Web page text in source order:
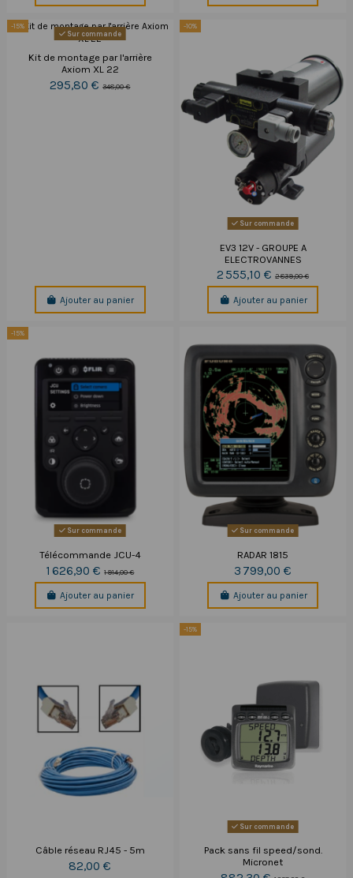
-15%
Sur commande
Kit de montage par l'arrière
Axiom XL 22
295,80 €348,00 €
Ajouter au panier
-10%
Sur commande
EV3 12V - GROUPE A
ELECTROVANNES
2 555,10 €2 839,00 €
Ajouter au panier
-15%
Sur commande
Télécommande JCU-4
1 626,90 €1 914,00 €
Ajouter au panier
Sur commande
RADAR 1815
3 799,00 €
Ajouter au panier
Câble réseau RJ45 - 5m
82,00 €
-15%
Sur commande
Pack sans fil speed/sond.
Micronet